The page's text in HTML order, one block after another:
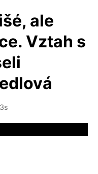
ale
Vztah s